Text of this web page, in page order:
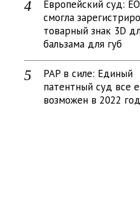
Европейский суд:
смогла
товарный знак 3D
бальзама для губ
PAP в силе: Единый
патентный суд все
возможен в 2022